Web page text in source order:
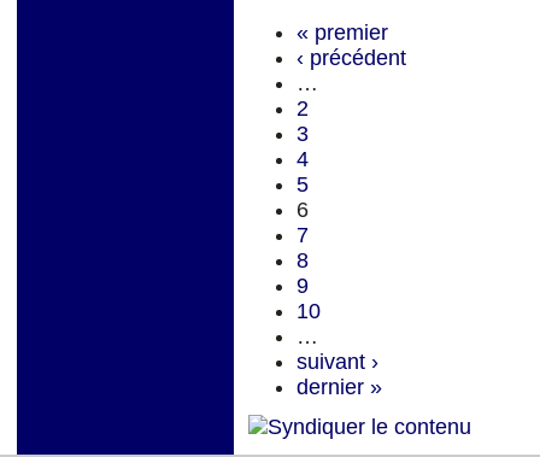
« premier
‹ précédent
…
2
3
4
5
6
7
8
9
10
…
suivant ›
dernier »